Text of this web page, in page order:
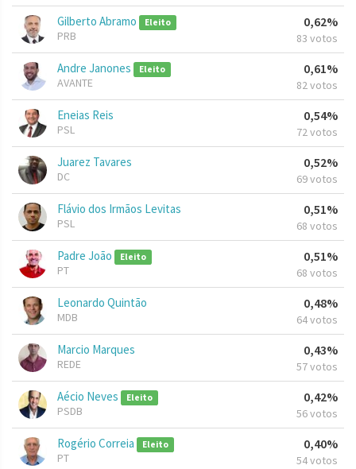
Gilberto Abramo Eleito
PRB
0,62%
83 votos
Andre Janones Eleito
AVANTE
0,61%
82 votos
Eneias Reis
PSL
0,54%
72 votos
Juarez Tavares
DC
0,52%
69 votos
Flávio dos Irmãos Levitas
PSL
0,51%
68 votos
Padre João Eleito
PT
0,51%
68 votos
Leonardo Quintão
MDB
0,48%
64 votos
Marcio Marques
REDE
0,43%
57 votos
Aécio Neves Eleito
PSDB
0,42%
56 votos
Rogério Correia Eleito
PT
0,40%
54 votos